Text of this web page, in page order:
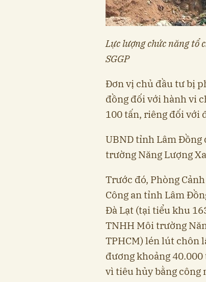
Lực lượng chức năng tổ
SGGP
Đơn vị chủ đầu tư bị
đồng đối với hành vi
100 tấn, riêng đối với
UBND tỉnh Lâm Đồng
trường Năng Lượng
Trước đó, Phòng
Công an tỉnh Lâm
Đà Lạt (tại tiểu khu
TNHH Môi trường
TPHCM) lén lút chôn
đương khoảng
vì tiêu hủy bằng công